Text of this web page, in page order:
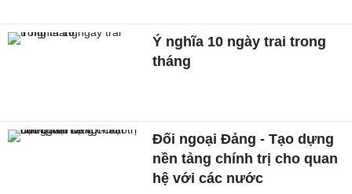
Ý nghĩa 10 ngày trai trong
tháng
Đối ngoại Đảng - Tạo dựng
nền tảng chính trị cho quan
hệ với các nước